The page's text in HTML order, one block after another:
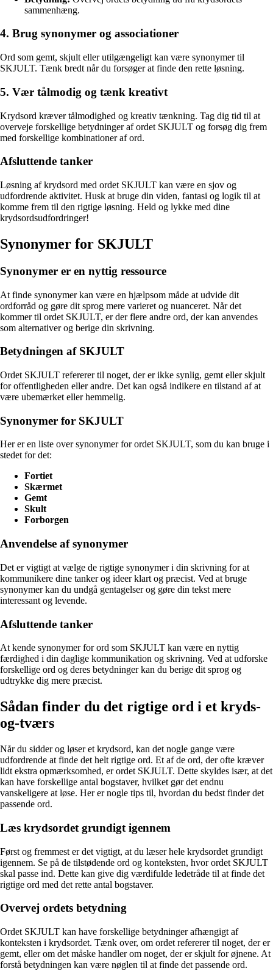
sammenhæng.
4. Brug synonymer og associationer
Ord som gemt, skjult eller utilgængeligt kan være synonymer til
SKJULT. Tænk bredt når du forsøger at finde den rette løsning.
5. Vær tålmodig og tænk kreativt
Krydsord kræver tålmodighed og kreativ tænkning. Tag dig tid til at
overveje forskellige betydninger af ordet SKJULT og forsøg dig frem
med forskellige kombinationer af ord.
Afsluttende tanker
Løsning af krydsord med ordet SKJULT kan være en sjov og
udfordrende aktivitet. Husk at bruge din viden, fantasi og logik til at
komme frem til den rigtige løsning. Held og lykke med dine
krydsordsudfordringer!
Synonymer for SKJULT
Synonymer er en nyttig ressource
At finde synonymer kan være en hjælpsom måde at udvide dit
ordforråd og gøre dit sprog mere varieret og nuanceret. Når det
kommer til ordet SKJULT, er der flere andre ord, der kan anvendes
som alternativer og berige din skrivning.
Betydningen af SKJULT
Ordet SKJULT refererer til noget, der er ikke synlig, gemt eller skjult
for offentligheden eller andre. Det kan også indikere en tilstand af at
være ubemærket eller hemmelig.
Synonymer for SKJULT
Her er en liste over synonymer for ordet SKJULT, som du kan bruge i
stedet for det:
Fortiet
Skærmet
Gemt
Skult
Forborgen
Anvendelse af synonymer
Det er vigtigt at vælge de rigtige synonymer i din skrivning for at
kommunikere dine tanker og ideer klart og præcist. Ved at bruge
synonymer kan du undgå gentagelser og gøre din tekst mere
interessant og levende.
Afsluttende tanker
At kende synonymer for ord som SKJULT kan være en nyttig
færdighed i din daglige kommunikation og skrivning. Ved at udforske
forskellige ord og deres betydninger kan du berige dit sprog og
udtrykke dig mere præcist.
Sådan finder du det rigtige ord i et kryds-
og-tværs
Når du sidder og løser et krydsord, kan det nogle gange være
udfordrende at finde det helt rigtige ord. Et af de ord, der ofte kræver
lidt ekstra opmærksomhed, er ordet SKJULT. Dette skyldes især, at det
kan have forskellige antal bogstaver, hvilket gør det endnu
vanskeligere at løse. Her er nogle tips til, hvordan du bedst finder det
passende ord.
Læs krydsordet grundigt igennem
Først og fremmest er det vigtigt, at du læser hele krydsordet grundigt
igennem. Se på de tilstødende ord og konteksten, hvor ordet SKJULT
skal passe ind. Dette kan give dig værdifulde ledetråde til at finde det
rigtige ord med det rette antal bogstaver.
Overvej ordets betydning
Ordet SKJULT kan have forskellige betydninger afhængigt af
konteksten i krydsordet. Tænk over, om ordet refererer til noget, der er
gemt, eller om det måske handler om noget, der er skjult for øjnene. At
forstå betydningen kan være nøglen til at finde det passende ord.